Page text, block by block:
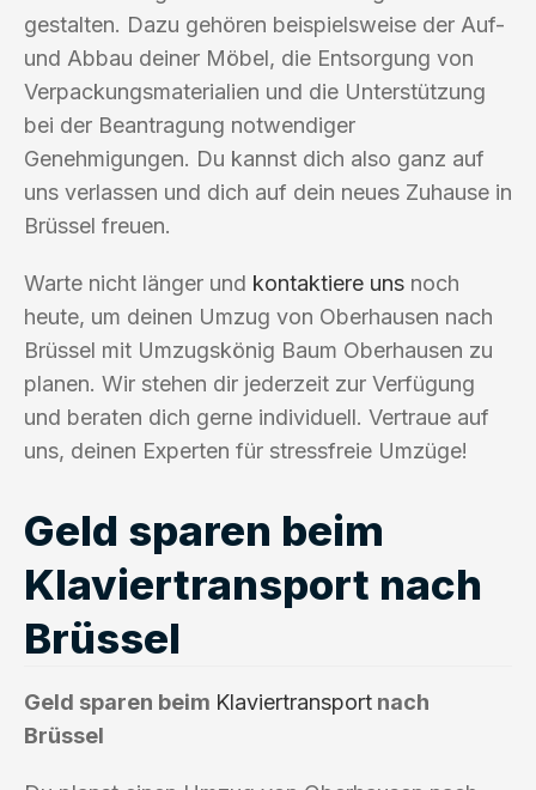
gestalten. Dazu gehören beispielsweise der Auf-
und Abbau deiner Möbel, die Entsorgung von
Verpackungsmaterialien und die Unterstützung
bei der Beantragung notwendiger
Genehmigungen. Du kannst dich also ganz auf
uns verlassen und dich auf dein neues Zuhause in
Brüssel freuen.
Warte nicht länger und kontaktiere uns noch
heute, um deinen Umzug von Oberhausen nach
Brüssel mit Umzugskönig Baum Oberhausen zu
planen. Wir stehen dir jederzeit zur Verfügung
und beraten dich gerne individuell. Vertraue auf
uns, deinen Experten für stressfreie Umzüge!
Geld sparen beim
Klaviertransport nach
Brüssel
Geld sparen beim Klaviertransport nach
Brüssel